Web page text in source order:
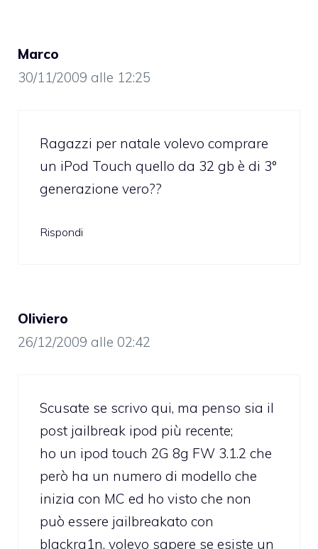
Marco
30/11/2009 alle 12:25
Ragazzi per natale volevo comprare
un iPod Touch quello da 32 gb è di 3°
generazione vero??
Rispondi
Oliviero
26/12/2009 alle 02:42
Scusate se scrivo qui, ma penso sia il
post jailbreak ipod più recente;
ho un ipod touch 2G 8g FW 3.1.2 che
però ha un numero di modello che
inizia con MC ed ho visto che non
può essere jailbreakato con
blackra1n, volevo sapere se esiste un